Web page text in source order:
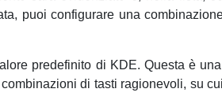
puoi configurare una
predefinito di KDE. Questa è
di tasti ragionevoli, su